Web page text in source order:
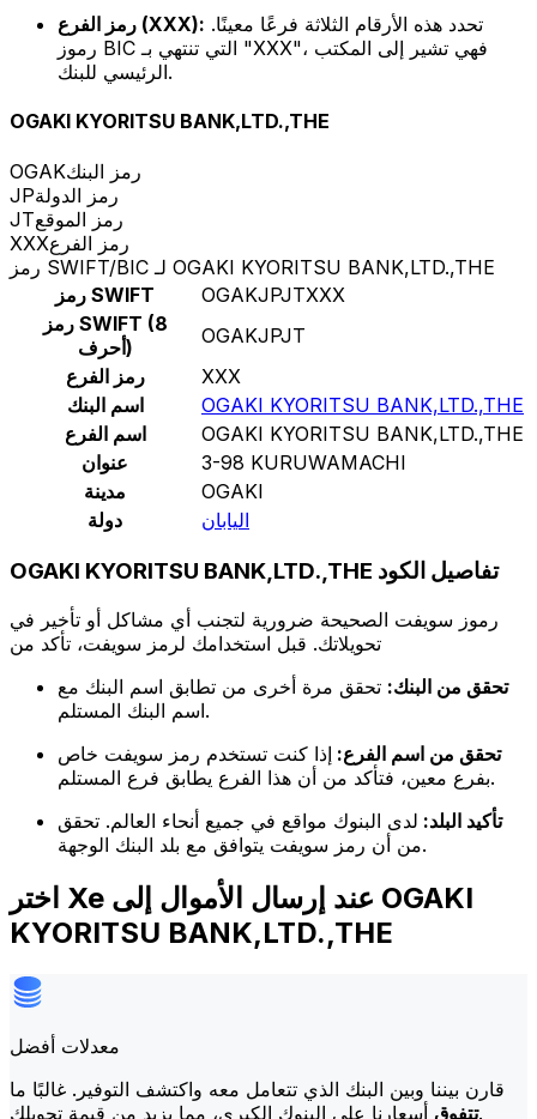
رمز الفرع (XXX):
رموز BIC التي تنتهي بـ "XXX"، فهي تشير إلى المكتب
الرئيسي للبنك.
OGAKI KYORITSU BANK,LTD.,THE
OGAKرمز البنك
JPرمز الدولة
JTرمز الموقع
XXXرمز الفرع
رمز SWIFT/BIC لـ OGAKI KYORITSU BANK,LTD.,THE
رمز SWIFT
OGAKJPJTXXX
رمز SWIFT (8
أحرف)
OGAKJPJT
رمز الفرع
XXX
اسم البنك
OGAKI KYORITSU BANK,LTD.,THE
اسم الفرع
OGAKI KYORITSU BANK,LTD.,THE
عنوان
3-98 KURUWAMACHI
مدينة
OGAKI
دولة
اليابان
OGAKI KYORITSU BANK,LTD.,THE تفاصيل الكود
رموز سويفت الصحيحة ضرورية لتجنب أي مشاكل أو تأخير في
تحويلاتك. قبل استخدامك لرمز سويفت، تأكد من
تحقق من البنك: تحقق مرة أخرى من تطابق اسم البنك مع
اسم البنك المستلم.
تحقق من اسم الفرع: إذا كنت تستخدم رمز سويفت خاص
بفرع معين، فتأكد من أن هذا الفرع يطابق فرع المستلم.
تأكيد البلد: لدى البنوك مواقع في جميع أنحاء العالم. تحقق
من أن رمز سويفت يتوافق مع بلد البنك الوجهة.
اختر Xe عند إرسال الأموال إلى OGAKI
KYORITSU BANK,LTD.,THE
معدلات أفضل
قارن بيننا وبين البنك الذي تتعامل معه واكتشف التوفير. غالبًا ما
تتفوقأسعارنا على البنوك الكبرى، مما يزيد من قيمة تحويلك.